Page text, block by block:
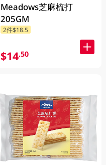
Meadows芝麻梳打
205GM
2件$18.5
$14.50